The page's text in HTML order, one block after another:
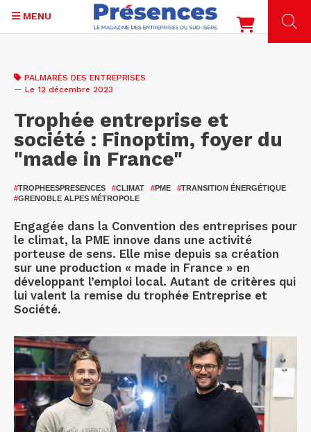
contenu
MENU
PALMARÈS DES ENTREPRISES
— Le 12 décembre 2023
Trophée entreprise et
société : Finoptim, foyer du
"made in France"
#TROPHEESPRESENCES #CLIMAT #PME #TRANSITION ÉNERGÉTIQUE
#GRENOBLE ALPES MÉTROPOLE
Engagée dans la Convention des entreprises pour
le climat, la PME innove dans une activité
porteuse de sens. Elle mise depuis sa création
sur une production « made in France » en
développant l’emploi local. Autant de critères qui
lui valent la remise du trophée Entreprise et
Société.